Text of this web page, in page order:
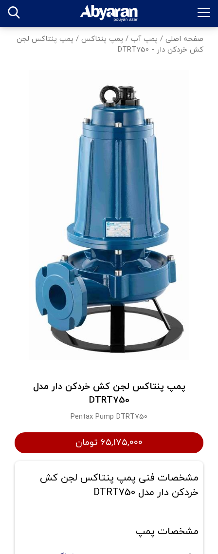
صفحه اصلی / پمپ آب / پمپ پنتاکس / پمپ پنتاکس لجن
کش خردکن دار - DTRT750
پمپ پنتاکس لجن کش خردکن دار مدل
DTRT750
Pentax Pump DTRT750
۶۵,۱۷۵,۰۰۰ تومان
مشخصات فنی پمپ پنتاکس لجن کش
خردکن دار مدل DTRT750
مشخصات پمپ